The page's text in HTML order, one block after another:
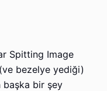
Spitting Image
(ve bezelye yediği)
başka bir şey